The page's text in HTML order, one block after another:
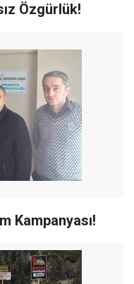
Özgürlük!
Kampanyası!